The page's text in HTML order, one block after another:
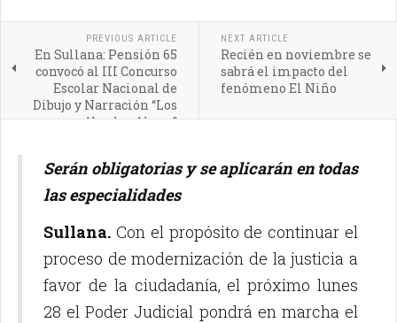
PREVIOUS ARTICLE
En Sullana: Pensión 65
convocó al III Concurso
Escolar Nacional de
Dibujo y Narración “Los
Abuelos Ahora”
NEXT ARTICLE
Recién en noviembre se
sabrá el impacto del
fenómeno El Niño
Serán obligatorias y se aplicarán en todas
las especialidades
Sullana. Con el propósito de continuar el
proceso de modernización de la justicia a
favor de la ciudadanía, el próximo lunes
28 el Poder Judicial pondrá en marcha el